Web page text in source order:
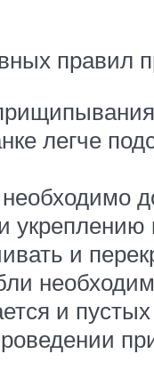
правил
легче
укреплению
и
и пустых